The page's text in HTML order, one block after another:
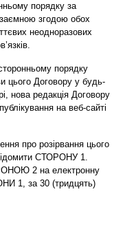
порядку за
згодою обох
неодноразових
порядку
цього Договору у будь-
нова редакція Договору
на веб-сайті
про розірвання цього
СТОРОНУ 1.
2 на електронну
1, за 30 (тридцять)